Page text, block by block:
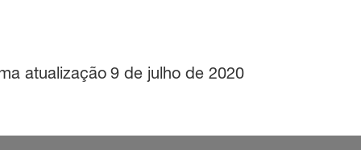
atualização 9 de julho de 2020